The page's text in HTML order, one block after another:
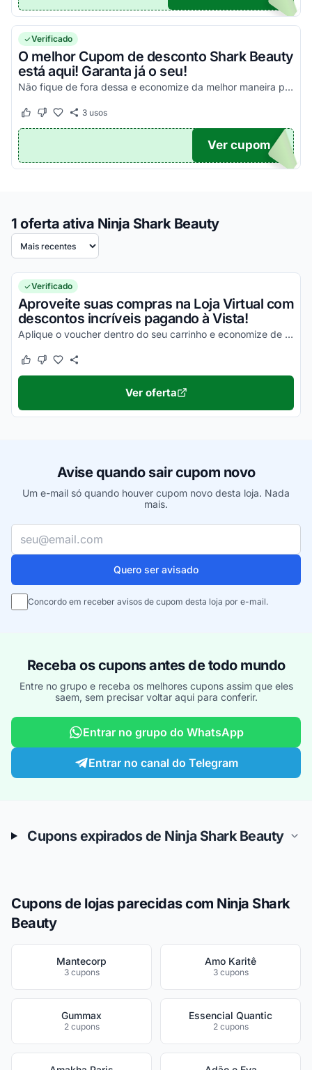
Verificado
O melhor Cupom de desconto Shark Beauty
está aqui! Garanta já o seu!
Não fique de fora dessa e economize da melhor maneira possível!
Este cupom funcionou
Este cupom não funcionou
3usos
TICO
Ver cupom
1 oferta ativa Ninja Shark Beauty
Ordenar por
Verificado
Aproveite suas compras na Loja Virtual com
descontos incríveis pagando à Vista!
Aplique o voucher dentro do seu carrinho e economize de uma forma simples nas suas compras!
Este cupom funcionou
Este cupom não funcionou
Ver oferta
Avise quando sair cupom novo
Um e-mail só quando houver cupom novo desta loja. Nada
mais.
Seu e-mail
Quero ser avisado
Concordo em receber avisos de cupom desta loja por e-mail.
Receba os cupons antes de todo mundo
Entre no grupo e receba os melhores cupons assim que eles
saem, sem precisar voltar aqui para conferir.
Entrar no grupo do WhatsApp
Entrar no canal do Telegram
Cupons expirados de Ninja Shark Beauty
Cupons de lojas parecidas com Ninja Shark
Beauty
Mantecorp
3 cupons
Amo Karitê
3 cupons
Gummax
2 cupons
Essencial Quantic
2 cupons